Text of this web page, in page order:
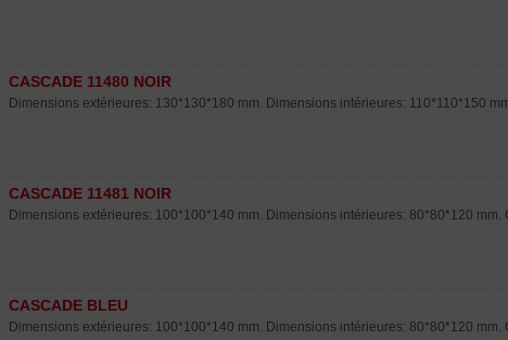
CASCADE 11480 NOIR
Dimensions extérieures: 130*130*180 mm. Dimensions intérieures: 110*110*150
CASCADE 11481 NOIR
Dimensions extérieures: 100*100*140 mm. Dimensions intérieures: 80*80*120 mm.
CASCADE BLEU
Dimensions extérieures: 100*100*140 mm. Dimensions intérieures: 80*80*120 mm.